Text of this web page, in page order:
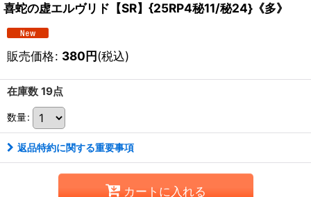
喜蛇の虚エルヴリド【SR】{25RP4秘11/秘24}《多》
販売価格: 380円(税込)
在庫数 19点
数量:
返品特約に関する重要事項
カートに入れる